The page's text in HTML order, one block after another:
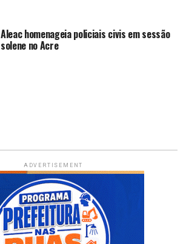
Aleac homenageia policiais civis em sessão
solene no Acre
ADVERTISEMENT